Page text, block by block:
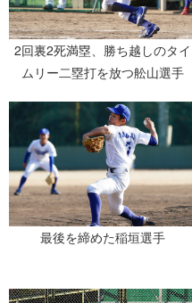
2回裏2死満塁、勝ち越しのタイ
ムリー二塁打を放つ舩山選手
最後を締めた稲垣選手